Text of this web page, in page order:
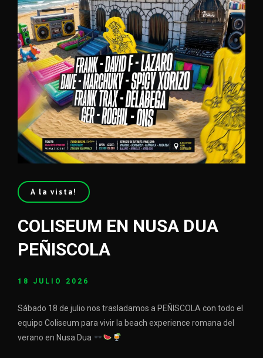
A la vista!
COLISEUM EN NUSA DUA
PEÑISCOLA
18 JULIO 2026
Sábado 18 de julio nos trasladamos a PEÑISCOLA con todo el
equipo Coliseum para vivir la beach experience romana del
verano en Nusa Dua